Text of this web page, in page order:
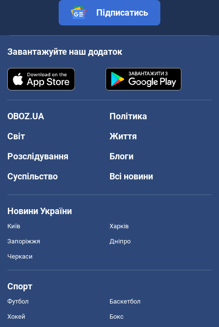
Підписатись
Завантажуйте наш додаток
OBOZ.UA
Політика
Світ
Життя
Розслідування
Блоги
Суспільство
Всі новини
Новини України
Київ Харків
Запоріжжя Дніпро
Черкаси
Спорт
Футбол Баскетбол
Хокей Бокс